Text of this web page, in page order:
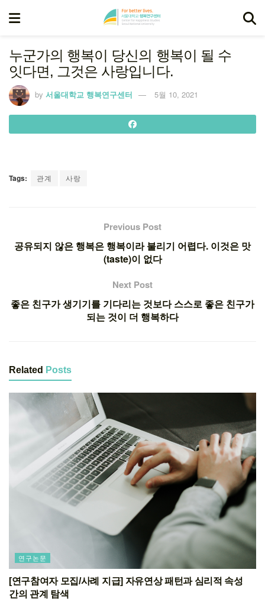
누군가의 행복이 당신의 행복이 될 수
잇다면, 그것은 사랑입니다.
by 서울대학교 행복연구센터 5월 10, 2021
Tags: 관계 사랑
Previous Post
공유되지 않은 행복은 행복이라 불리기 어렵다. 이것은 맛
(taste)이 없다
Next Post
좋은 친구가 생기기를 기다리는 것보다 스스로 좋은 친구가
되는 것이 더 행복하다
Related Posts
연구논문
[연구참여자 모집/사례 지급] 자유연상 패턴과 심리적 속성
간의 관계 탐색